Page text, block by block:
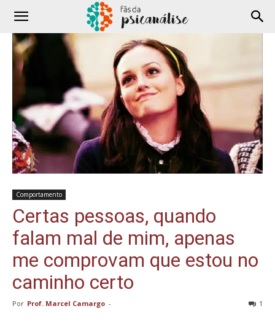
Comportamento
Certas pessoas, quando
falam mal de mim, apenas
me comprovam que estou no
caminho certo
Por Prof. Marcel Camargo - 1